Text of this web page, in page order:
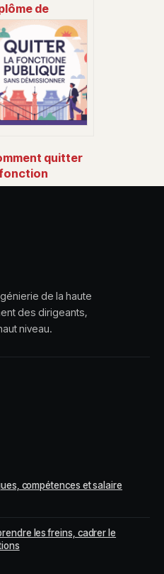
de
:
et
du bon
quitter
sans
de la haute
des dirigeants,
niveau.
compétences et salaire
les freins, cadrer le